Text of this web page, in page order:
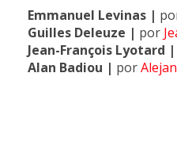
Emmanuel Levinas |
Guilles Deleuze | por
Jean-François Lyotard |
Alan Badiou | por